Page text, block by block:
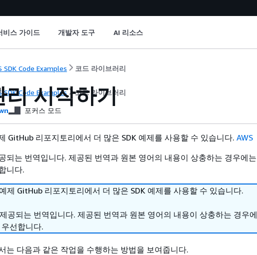
비스 가이드 개발자 도구 AI 리소스
SDK Code Examples 코드 라이브러리
SDK Code Examples 코드 라이브러리
리 시작하기
포커스 모드
GitHub 리포지토리에서 더 많은 SDK 예제를 사용할 수 있습니다. AWS
되는 번역입니다. 제공된 번역과 원본 영어의 내용이 상충하는 경우에는
니다.
제 GitHub 리포지토리에서 더 많은 SDK 예제를 사용할 수 있습니다.
공되는 번역입니다. 제공된 번역과 원본 영어의 내용이 상충하는 경우에
선합니다.
는 다음과 같은 작업을 수행하는 방법을 보여줍니다.